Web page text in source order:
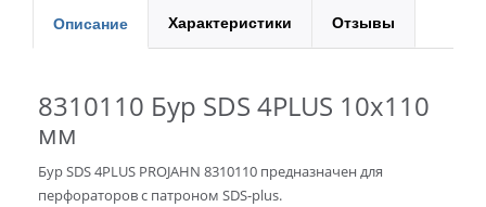
Описание Характеристики Отзывы
8310110 Бур SDS 4PLUS 10x110
мм
Бур SDS 4PLUS PROJAHN 8310110 предназначен для
перфораторов с патроном SDS-plus.